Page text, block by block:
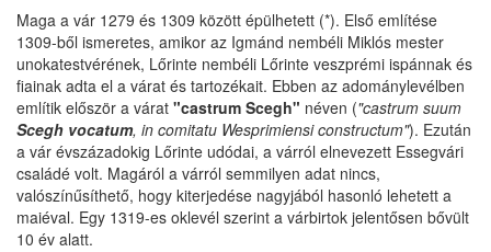
Maga a vár 1279 és 1309 között épülhetett (*). Első említése
1309-ből ismeretes, amikor az Igmánd nembéli Miklós mester
unokatestvérének, Lőrinte nembéli Lőrinte veszprémi ispánnak és
fiainak adta el a várat és tartozékait. Ebben az adománylevélben
említik először a várat "castrum Scegh" néven ("castrum suum
Scegh vocatum, in comitatu Wesprimiensi constructum"). Ezután
a vár évszázadokig Lőrinte udódai, a várról elnevezett Essegvári
családé volt. Magáról a várról semmilyen adat nincs,
valószínűsíthető, hogy kiterjedése nagyjából hasonló lehetett a
maiéval. Egy 1319-es oklevél szerint a várbirtok jelentősen bővült
10 év alatt.